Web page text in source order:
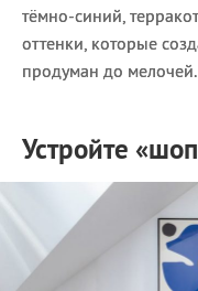
тёмно-синий,
оттенки, которые
продуман до мелочей.
Устройте